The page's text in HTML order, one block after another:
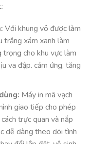
Với khung vỏ được làm
trắng xám xanh làm
trọng cho khu vực làm
va đập. cảm ứng, tăng
Máy in mã vạch
giao tiếp cho phép
trực quan và nắp
dễ dàng theo dõi tình